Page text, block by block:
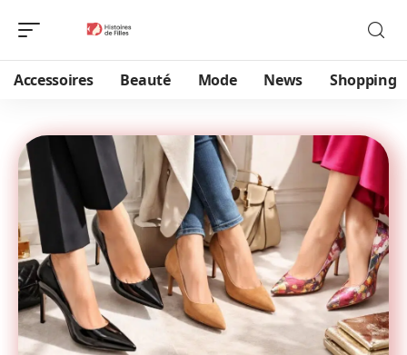
Accessoires Beauté Mode News Shopping